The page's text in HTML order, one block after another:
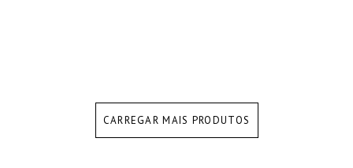
CARREGAR MAIS PRODUTOS